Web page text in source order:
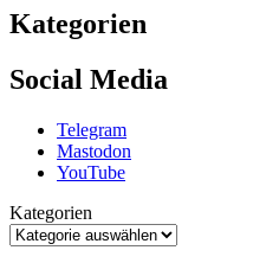
Kategorien
Social Media
Telegram
Mastodon
YouTube
Kategorien